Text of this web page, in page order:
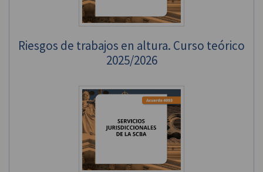
Riesgos de trabajos en altura. Curso teórico
2025/2026